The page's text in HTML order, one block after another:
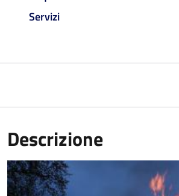
Servizi
Descrizione